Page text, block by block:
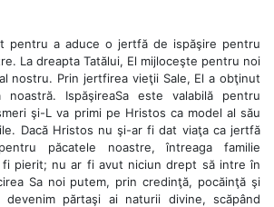
pentru a aduce o jertfă de ispăşire pentru
La dreapta Tatălui, El mijloceşte pentru noi
nostru. Prin jertfirea vieţii Sale, El a obţinut
noastră. IspăşireaSa este valabilă pentru
şi-L va primi pe Hristos ca model al său
Dacă Hristos nu şi-ar fi dat viaţa ca jertfă
păcatele noastre, întreaga familie
fi pierit; nu ar fi avut niciun drept să intre în
Sa noi putem, prin credinţă, pocăinţă şi
devenim părtaşi ai naturii divine, scăpând